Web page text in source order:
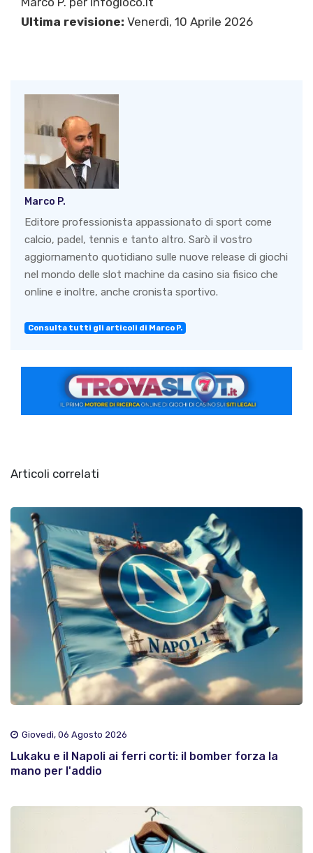
Ultima revisione: Venerdì, 10 Aprile 2026
Marco P.
Editore professionista appassionato di sport come
calcio, padel, tennis e tanto altro. Sarò il vostro
aggiornamento quotidiano sulle nuove release di giochi
nel mondo delle slot machine da casino sia fisico che
online e inoltre, anche cronista sportivo.
Consulta tutti gli articoli di Marco P.
Articoli correlati
Giovedì, 06 Agosto 2026
Lukaku e il Napoli ai ferri corti: il bomber forza la
mano per l'addio